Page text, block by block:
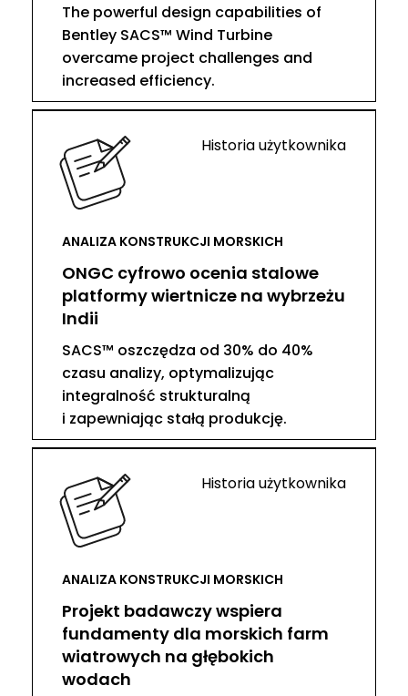
The powerful design capabilities of
Bentley SACS™ Wind Turbine
overcame project challenges and
increased efficiency.
Historia użytkownika
ANALIZA KONSTRUKCJI MORSKICH
ONGC cyfrowo ocenia stalowe
platformy wiertnicze na wybrzeżu
Indii
SACS™ oszczędza od 30% do 40%
czasu analizy, optymalizując
integralność strukturalną
i zapewniając stałą produkcję.
Historia użytkownika
ANALIZA KONSTRUKCJI MORSKICH
Projekt badawczy wspiera
fundamenty dla morskich farm
wiatrowych na głębokich
wodach